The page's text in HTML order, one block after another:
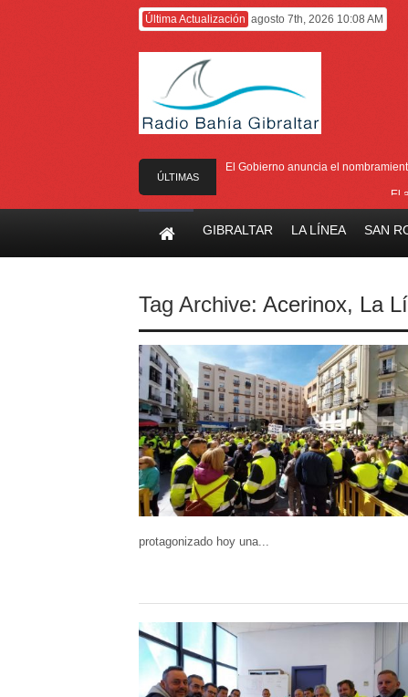
Última Actualización agosto 7th, 2026 10:08 AM
ÚLTIMAS
NOTICIAS
El Gobierno anuncia el
El
GIBRALTAR LA LÍNEA SAN
Tag Archive: Acerinox, La
protagonizado hoy una...